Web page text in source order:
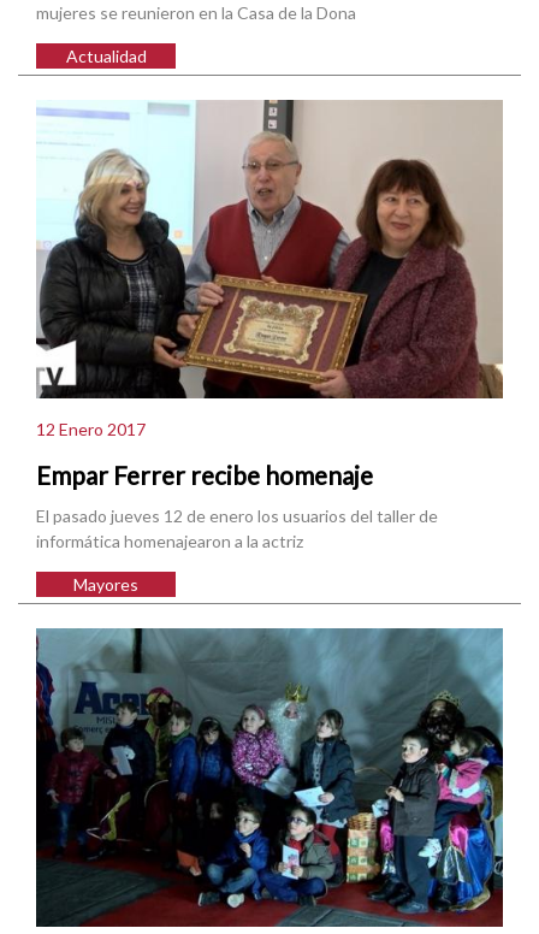
mujeres se reunieron en la Casa de la Dona
Actualidad
12 Enero 2017
Empar Ferrer recibe homenaje
El pasado jueves 12 de enero los usuarios del taller de
informática homenajearon a la actriz
Mayores